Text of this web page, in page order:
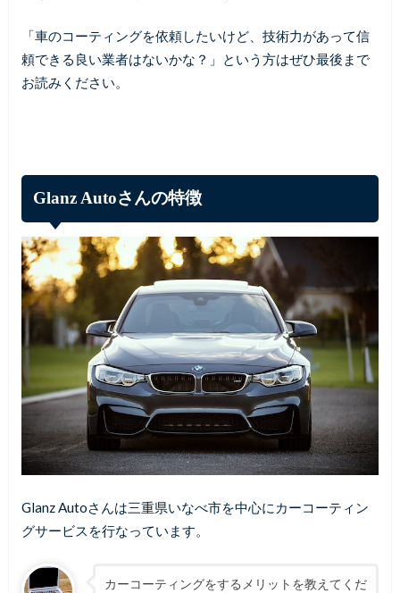
「車のコーティングを依頼したいけど、技術力があって信
頼できる良い業者はないかな？」という方はぜひ最後まで
お読みください。
Glanz Autoさんの特徴
Glanz Autoさんは三重県いなべ市を中心にカーコーティン
グサービスを行なっています。
カーコーティングをするメリットを教えてくだ